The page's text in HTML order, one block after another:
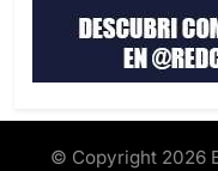
© Copyright 2026